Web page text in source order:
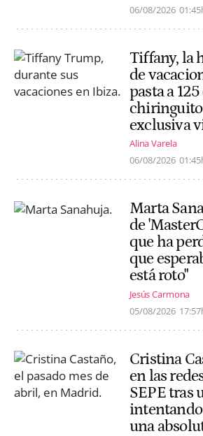
06/08/2026
Tiffany, la
de
pasta a
chiringuito
exclusiva
Alina Varela
06/08/2026
Marta
de
que ha
que
está roto"
Jesús Carmona
05/08/2026
Cristina
en las
SEPE tras
intentando
una